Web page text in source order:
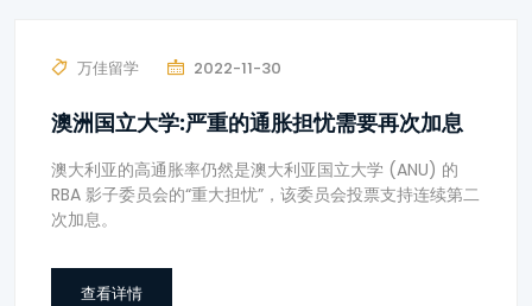
万佳留学 2022-11-30
澳洲国立大学:严重的通胀担忧需要再次加息
澳大利亚的高通胀率仍然是澳大利亚国立大学 (ANU) 的
RBA 影子委员会的“重大担忧”，该委员会投票支持连续第二
次加息。
查看详情